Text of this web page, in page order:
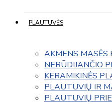
PLAUTUVĖS
AKMENS MASĖS
NERŪDIJANČIO
KERAMIKINĖS
PLAUTUVIŲ IR
PLAUTUVIŲ